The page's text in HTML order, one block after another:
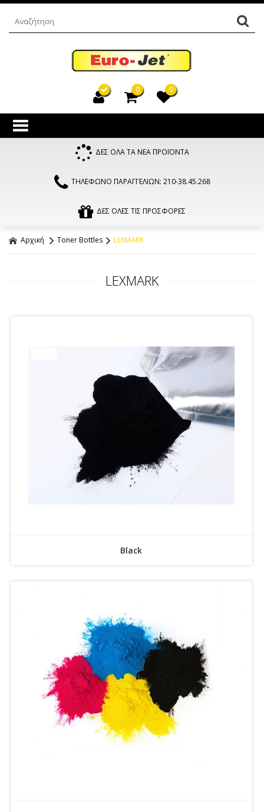
0 0
ΔΕΣ ΟΛΑ ΤΑ ΝΕΑ ΠΡΟΪΟΝΤΑ
ΤΗΛΕΦΩΝΟ ΠΑΡΑΓΓΕΛΙΩΝ: 210-38.45.268
ΔΕΣ ΟΛΕΣ ΤΙΣ ΠΡΟΣΦΟΡΕΣ
Αρχική Toner Bottles LEXMARK
LEXMARK
Black